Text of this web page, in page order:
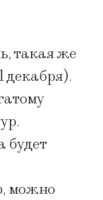
такая же
декабря).
будет
можно